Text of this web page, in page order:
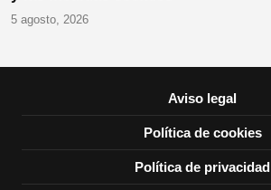
5 agosto, 2026
Aviso legal
Política de cookies
Política de privacidad